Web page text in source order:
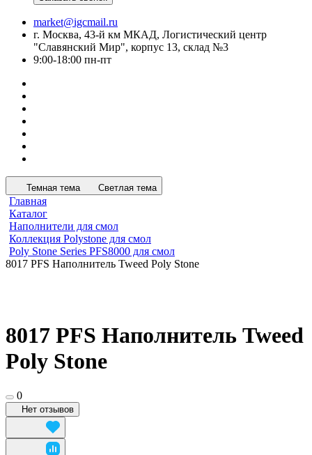
market@igcmail.ru
г. Москва, 43-й км МКАД, Логистический центр
"Славянский Мир", корпус 13, склад №3
9:00-18:00 пн-пт
Темная тема Светлая тема
Главная
Каталог
Наполнители для смол
Коллекция Polystone для смол
Poly Stone Series PFS8000 для смол
8017 PFS Наполнитель Tweed Poly Stone
8017 PFS Наполнитель Tweed
Poly Stone
0
Нет отзывов